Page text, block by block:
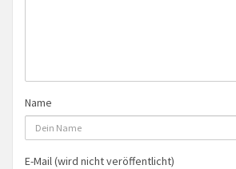
Name
E-Mail (wird nicht veröffentlicht)